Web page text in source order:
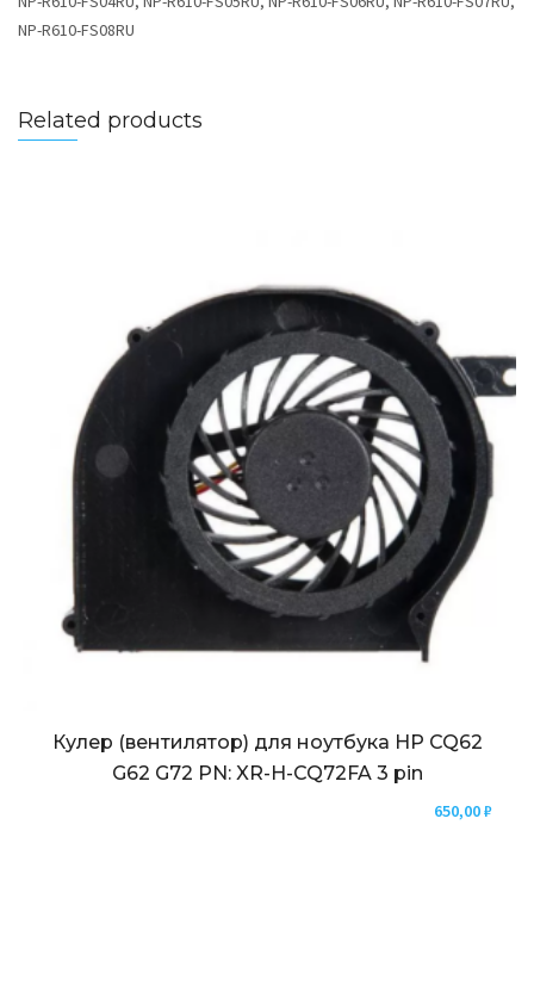
NP-R610-FS08RU
Related products
Кулер (вентилятор) для ноутбука HP CQ62
G62 G72 PN: XR-H-CQ72FA 3 pin
650,00₽